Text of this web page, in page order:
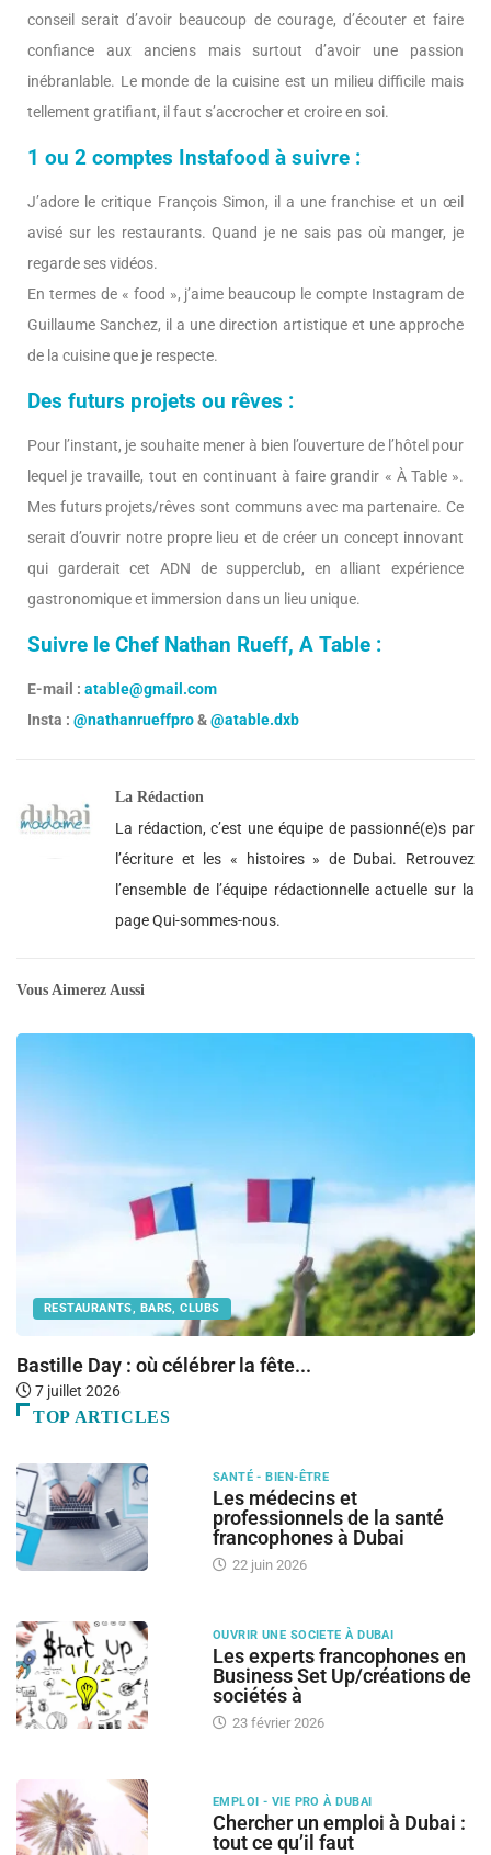
conseil serait d’avoir beaucoup de courage, d’écouter et faire
confiance aux anciens mais surtout d’avoir une passion
inébranlable. Le monde de la cuisine est un milieu difficile mais
tellement gratifiant, il faut s’accrocher et croire en soi.
1 ou 2 comptes Instafood à suivre :
J’adore le critique François Simon, il a une franchise et un œil
avisé sur les restaurants. Quand je ne sais pas où manger, je
regarde ses vidéos.
En termes de « food », j’aime beaucoup le compte Instagram de
Guillaume Sanchez, il a une direction artistique et une approche
de la cuisine que je respecte.
Des futurs projets ou rêves :
Pour l’instant, je souhaite mener à bien l’ouverture de l’hôtel pour
lequel je travaille, tout en continuant à faire grandir « À Table ».
Mes futurs projets/rêves sont communs avec ma partenaire. Ce
serait d’ouvrir notre propre lieu et de créer un concept innovant
qui garderait cet ADN de supperclub, en alliant expérience
gastronomique et immersion dans un lieu unique.
Suivre le Chef Nathan Rueff, A Table :
E-mail : atable@gmail.com
Insta : @nathanrueffpro&@atable.dxb
La Rédaction
La rédaction, c’est une équipe de passionné(e)s par
l’écriture et les « histoires » de Dubai. Retrouvez
l’ensemble de l’équipe rédactionnelle actuelle sur la
page Qui-sommes-nous.
Vous Aimerez Aussi
RESTAURANTS, BARS, CLUBS
Bastille Day : où célébrer la fête...
7 juillet 2026
TOP ARTICLES
SANTÉ - BIEN-ÊTRE
Les médecins et
professionnels de la santé
francophones à Dubai
22 juin 2026
OUVRIR UNE SOCIETE À DUBAI
Les experts francophones en
Business Set Up/créations de
sociétés à
23 février 2026
EMPLOI - VIE PRO À DUBAI
Chercher un emploi à Dubai :
tout ce qu’il faut